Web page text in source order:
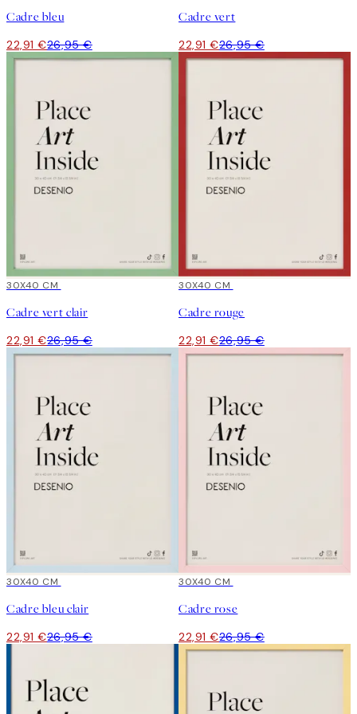
Cadre bleu
22,91 €26,95 €
Cadre vert
22,91 €26,95 €
15%*
30X40 CM
Cadre vert clair
22,91 €26,95 €
15%*
30X40 CM
Cadre rouge
22,91 €26,95 €
15%*
30X40 CM
Cadre bleu clair
22,91 €26,95 €
15%*
30X40 CM
Cadre rose
22,91 €26,95 €